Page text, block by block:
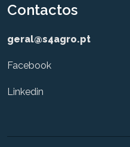
Contactos
geral@s4agro.pt
Facebook
Linkedin